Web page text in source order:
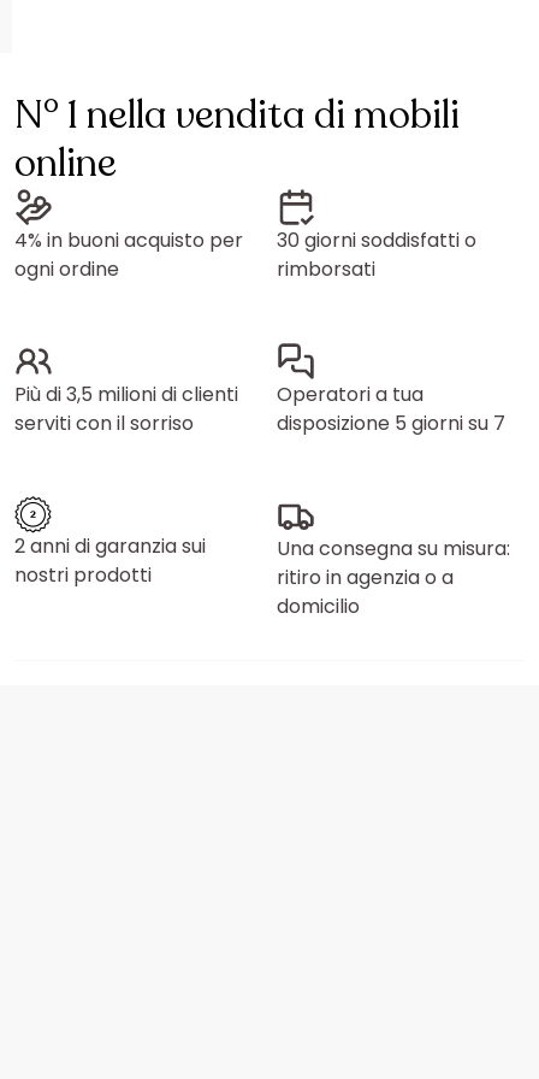
N° 1 nella vendita di mobili
online
4% in buoni acquisto per
ogni ordine
30 giorni soddisfatti o
rimborsati
Più di 3,5 milioni di clienti
serviti con il sorriso
Operatori a tua
disposizione 5 giorni su 7
2 anni di garanzia sui
nostri prodotti
Una consegna su misura:
ritiro in agenzia o a
domicilio